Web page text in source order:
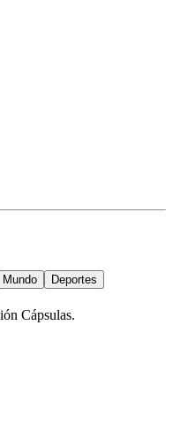
Mundo
Deportes
Cápsulas.